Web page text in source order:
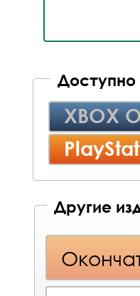
Доступно
XBOX
Другие